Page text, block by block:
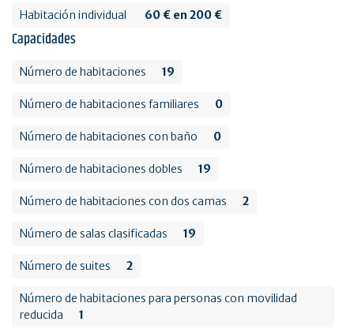
Habitación individual 60 € en 200 €
Capacidades
Número de habitaciones 19
Número de habitaciones familiares 0
Número de habitaciones con baño 0
Número de habitaciones dobles 19
Número de habitaciones con dos camas 2
Número de salas clasificadas 19
Número de suites 2
Número de habitaciones para personas con movilidad
reducida
1